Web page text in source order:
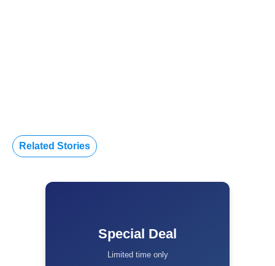
Related Stories
Special Deal
Limited time only